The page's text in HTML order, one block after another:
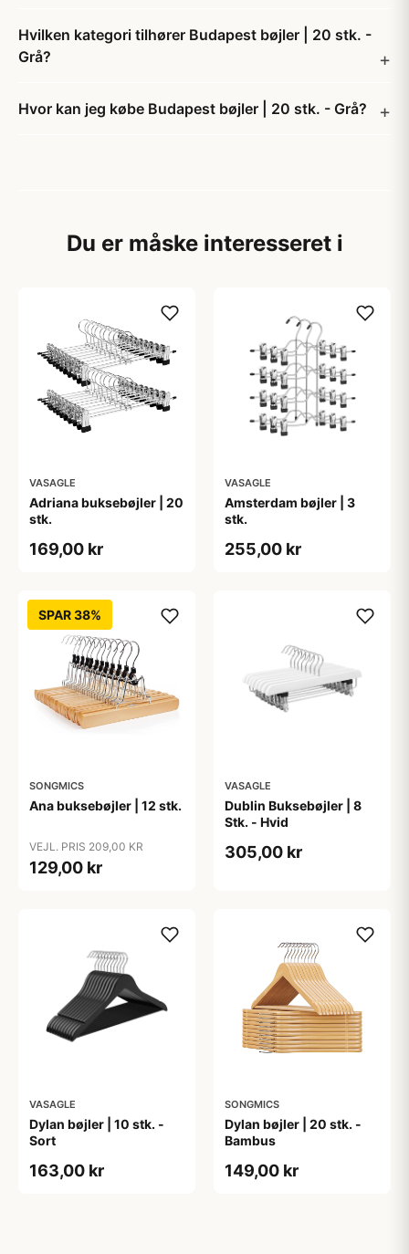
Hvilken kategori tilhører Budapest bøjler | 20 stk. -
Grå?
Hvor kan jeg købe Budapest bøjler | 20 stk. - Grå?
Du er måske interesseret i
VASAGLE
Adriana buksebøjler | 20
stk.
169,00 kr
VASAGLE
Amsterdam bøjler | 3
stk.
255,00 kr
SPAR 38%
SONGMICS
Ana buksebøjler | 12 stk.
VEJL. PRIS 209,00 KR
129,00 kr
VASAGLE
Dublin Buksebøjler | 8
Stk. - Hvid
305,00 kr
VASAGLE
Dylan bøjler | 10 stk. -
Sort
163,00 kr
SONGMICS
Dylan bøjler | 20 stk. -
Bambus
149,00 kr